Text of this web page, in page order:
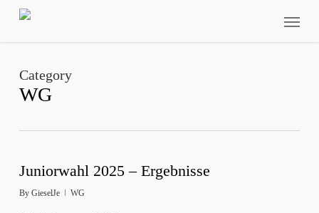
Skip
Category
WG
Juniorwahl 2025 – Ergebnisse
By GieselJe WG